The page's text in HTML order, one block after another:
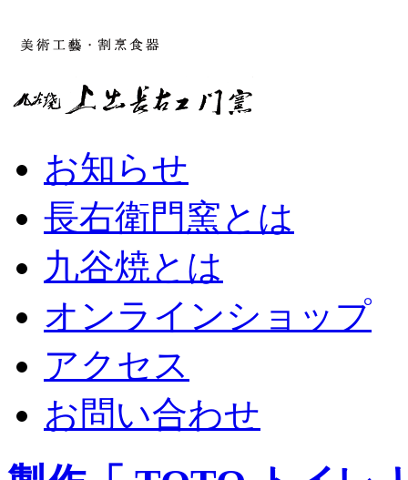
お知らせ
長右衛門窯とは
九谷焼とは
オンラインショップ
アクセス
お問い合わせ